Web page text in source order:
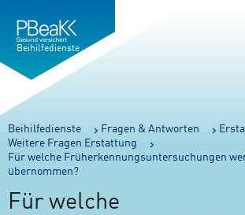
springen
springen
Verweis
zur
Startseite
Beihilfedienste
Sie
sind
hier:
Beihilfedienste Fragen & Antworten
Weitere Fragen Erstattung
Für welche Früherkennungsuntersuchungen
übernommen?
Für welche